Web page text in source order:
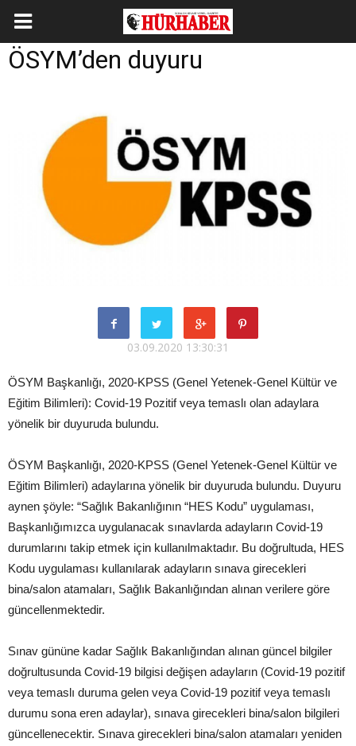
ÖSYM’den duyuru
03.09.2020 13:30:31
ÖSYM Başkanlığı, 2020-KPSS (Genel Yetenek-Genel Kültür ve
Eğitim Bilimleri): Covid-19 Pozitif veya temaslı olan adaylara
yönelik bir duyuruda bulundu.
ÖSYM Başkanlığı, 2020-KPSS (Genel Yetenek-Genel Kültür ve
Eğitim Bilimleri) adaylarına yönelik bir duyuruda bulundu. Duyuru
aynen şöyle: “Sağlık Bakanlığının “HES Kodu” uygulaması,
Başkanlığımızca uygulanacak sınavlarda adayların Covid-19
durumlarını takip etmek için kullanılmaktadır. Bu doğrultuda, HES
Kodu uygulaması kullanılarak adayların sınava girecekleri
bina/salon atamaları, Sağlık Bakanlığından alınan verilere göre
güncellenmektedir.
Sınav gününe kadar Sağlık Bakanlığından alınan güncel bilgiler
doğrultusunda Covid-19 bilgisi değişen adayların (Covid-19 pozitif
veya temaslı duruma gelen veya Covid-19 pozitif veya temaslı
durumu sona eren adaylar), sınava girecekleri bina/salon bilgileri
güncellenecektir. Sınava girecekleri bina/salon atamaları yeniden